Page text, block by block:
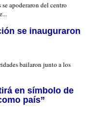
apoderaron del centro
se inauguraron
bailaron junto a los
en símbolo de
país”